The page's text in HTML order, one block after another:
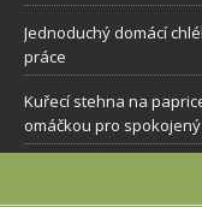
Jednoduchý domácí
práce
Kuřecí stehna na
omáčkou pro